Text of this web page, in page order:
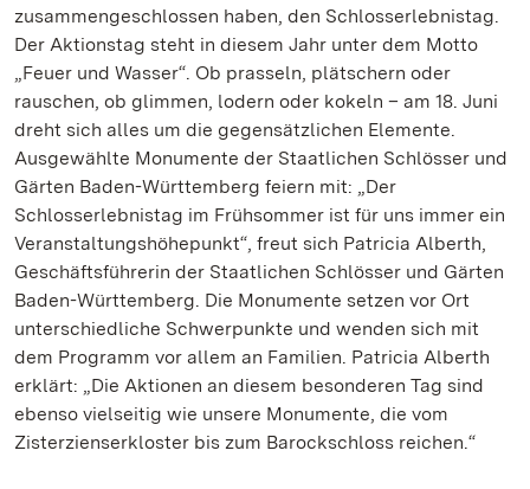
zusammengeschlossen haben, den Schlosserlebnistag.
Der Aktionstag steht in diesem Jahr unter dem Motto
„Feuer und Wasser“. Ob prasseln, plätschern oder
rauschen, ob glimmen, lodern oder kokeln – am 18. Juni
dreht sich alles um die gegensätzlichen Elemente.
Ausgewählte Monumente der Staatlichen Schlösser und
Gärten Baden-Württemberg feiern mit: „Der
Schlosserlebnistag im Frühsommer ist für uns immer ein
Veranstaltungshöhepunkt“, freut sich Patricia Alberth,
Geschäftsführerin der Staatlichen Schlösser und Gärten
Baden-Württemberg. Die Monumente setzen vor Ort
unterschiedliche Schwerpunkte und wenden sich mit
dem Programm vor allem an Familien. Patricia Alberth
erklärt: „Die Aktionen an diesem besonderen Tag sind
ebenso vielseitig wie unsere Monumente, die vom
Zisterzienserkloster bis zum Barockschloss reichen.“